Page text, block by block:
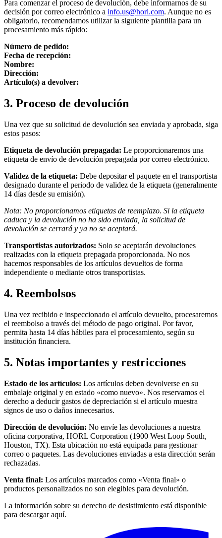
Para comenzar el proceso de devolución, debe informarnos de su
decisión por correo electrónico a info.us@horl.com. Aunque no es
obligatorio, recomendamos utilizar la siguiente plantilla para un
procesamiento más rápido:
Número de pedido:
Fecha de recepción:
Nombre:
Dirección:
Artículo(s) a devolver:
3. Proceso de devolución
Una vez que su solicitud de devolución sea enviada y aprobada, siga
estos pasos:
Etiqueta de devolución prepagada: Le proporcionaremos una
etiqueta de envío de devolución prepagada por correo electrónico.
Validez de la etiqueta: Debe depositar el paquete en el transportista
designado durante el periodo de validez de la etiqueta (generalmente
14 días desde su emisión).
Nota: No proporcionamos etiquetas de reemplazo. Si la etiqueta
caduca y la devolución no ha sido enviada, la solicitud de
devolución se cerrará y ya no se aceptará.
Transportistas autorizados: Solo se aceptarán devoluciones
realizadas con la etiqueta prepagada proporcionada. No nos
hacemos responsables de los artículos devueltos de forma
independiente o mediante otros transportistas.
4. Reembolsos
Una vez recibido e inspeccionado el artículo devuelto, procesaremos
el reembolso a través del método de pago original. Por favor,
permita hasta 14 días hábiles para el procesamiento, según su
institución financiera.
5. Notas importantes y restricciones
Estado de los artículos: Los artículos deben devolverse en su
embalaje original y en estado «como nuevo». Nos reservamos el
derecho a deducir gastos de depreciación si el artículo muestra
signos de uso o daños innecesarios.
Dirección de devolución: No envíe las devoluciones a nuestra
oficina corporativa, HORL Corporation (1900 West Loop South,
Houston, TX). Esta ubicación no está equipada para gestionar
correo o paquetes. Las devoluciones enviadas a esta dirección serán
rechazadas.
Venta final: Los artículos marcados como «Venta final» o
productos personalizados no son elegibles para devolución.
La información sobre su derecho de desistimiento está disponible
para descargar aquí.